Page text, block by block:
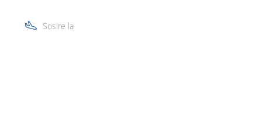
Sosire la